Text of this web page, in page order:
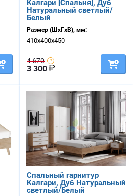
Калгари [Спальня], Дуб
Натуральный светлый/
Белый
Размер (ШхГхВ), мм:
410х400х450
4 670
3 300
Спальный гарнитур
Калгари, Дуб Натуральный
светлый/Белый